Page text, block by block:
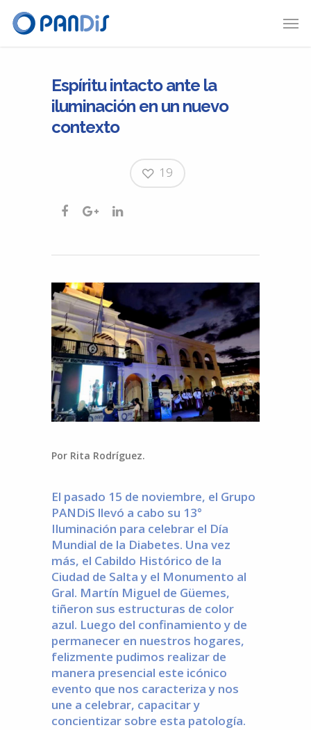
Espíritu intacto ante la
iluminación en un nuevo
contexto
19
Por Rita Rodríguez.
El pasado 15 de noviembre, el Grupo
PANDiS llevó a cabo su 13°
Iluminación para celebrar el Día
Mundial de la Diabetes. Una vez
más, el Cabildo Histórico de la
Ciudad de Salta y el Monumento al
Gral. Martín Miguel de Güemes,
tiñeron sus estructuras de color
azul. Luego del confinamiento y de
permanecer en nuestros hogares,
felizmente pudimos realizar de
manera presencial este icónico
evento que nos caracteriza y nos
une a celebrar, capacitar y
concientizar sobre esta patología.